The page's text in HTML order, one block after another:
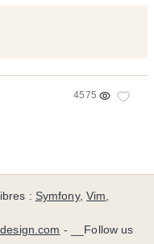
4575
: Symfony,Vim,
- __Follow us